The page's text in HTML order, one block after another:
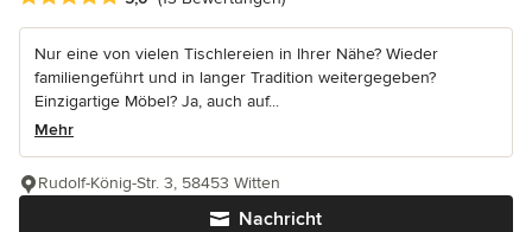
Nur eine von vielen Tischlereien in Ihrer Nähe? Wieder
familiengeführt und in langer Tradition weitergegeben?
Einzigartige Möbel? Ja, auch auf...
Mehr
Nachricht
Rudolf-König-Str. 3, 58453 Witten